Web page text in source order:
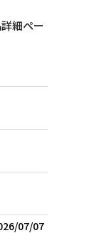
細ペー
07/07